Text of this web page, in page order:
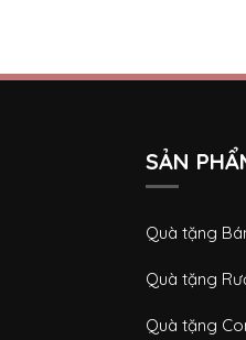
SẢN
Quà tặng
Quà tặng
Quà tặng